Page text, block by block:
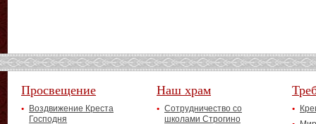
Просвещение
Воздвижение Креста
Господня
Наш храм
Сотрудничество со
школами Строгино